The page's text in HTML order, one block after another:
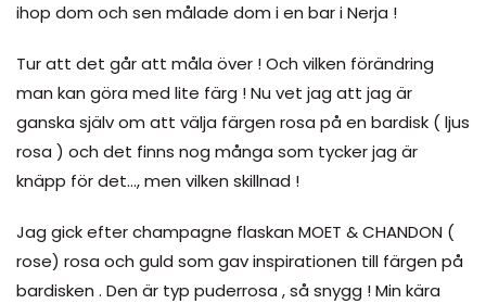
ihop dom och sen målade dom i en bar i Nerja !
Tur att det går att måla över ! Och vilken förändring
man kan göra med lite färg ! Nu vet jag att jag är
ganska själv om att välja färgen rosa på en bardisk ( ljus
rosa ) och det finns nog många som tycker jag är
knäpp för det…, men vilken skillnad !
Jag gick efter champagne flaskan MOET & CHANDON (
rose) rosa och guld som gav inspirationen till färgen på
bardisken . Den är typ puderrosa , så snygg ! Min kära